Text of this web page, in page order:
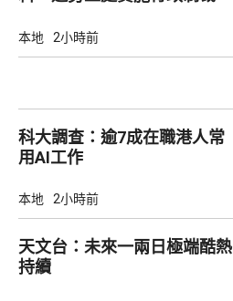
本地 2小時前
科大調查：逾7成在職港人常
用AI工作
本地 2小時前
天文台：未來一兩日極端酷熱
持續